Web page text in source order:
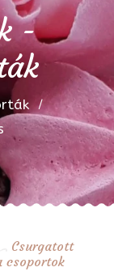
-
Csurgatott
csoportok